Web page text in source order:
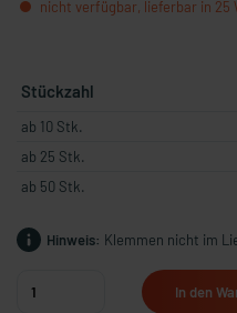
nicht verfügbar, lieferbar in 25
Stückzahl
ab 10 Stk.
ab 25 Stk.
ab 50 Stk.
Hinweis: Klemmen nicht im
In den